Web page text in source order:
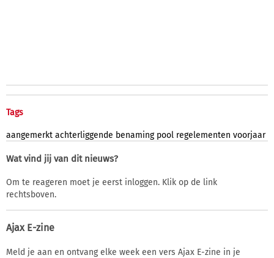
Tags
aangemerkt achterliggende benaming pool regelementen voorjaar
Wat vind jij van dit nieuws?
Om te reageren moet je eerst inloggen. Klik op de link
rechtsboven.
Ajax E-zine
Meld je aan en ontvang elke week een vers Ajax E-zine in je